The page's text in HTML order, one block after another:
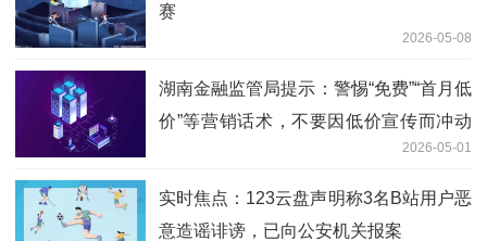
赛
2026-05-08
湖南金融监管局提示：警惕“免费”“首月低
价”等营销话术，不要因低价宣传而冲动
2026-05-01
实时焦点：123云盘声明称3名B站用户恶
意造谣诽谤，已向公安机关报案